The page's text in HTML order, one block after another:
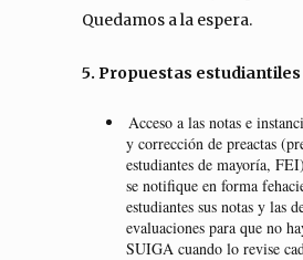
Quedamos a la espera.
5. Propuestas
Acceso a las notas e
y corrección de preactas
estudiantes de mayoría,
se notifique en forma
estudiantes sus notas y las
evaluaciones para que no
SUIGA cuando lo revise